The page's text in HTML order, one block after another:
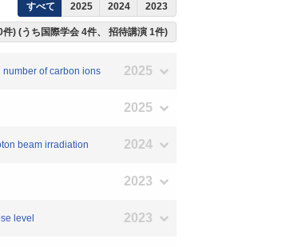
すべて 2025 2024 2023
件) (うち国際学会 4件、 招待講演 1件)
number of carbon ions 2025
2025
beam irradiation 2024
2023
level 2023